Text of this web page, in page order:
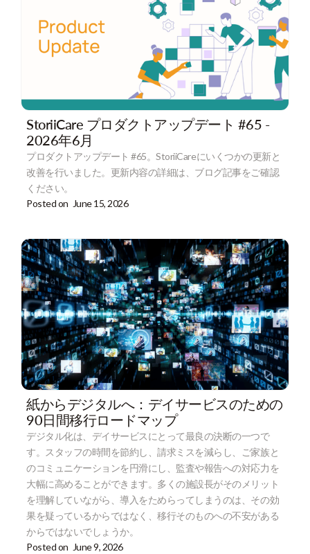
StoriiCare プロダクトアップデート #65 -
2026年6月
プロダクトアップデート #65。StoriiCareにいくつかの更新と
改善を行いました。更新内容の詳細は、ブログ記事をご確認
ください。
Posted on June 15, 2026
紙からデジタルへ：デイサービスのための
90日間移行ロードマップ
デジタル化は、デイサービスにとって最良の決断の一つで
す。スタッフの時間を節約し、請求ミスを減らし、ご家族と
のコミュニケーションを円滑にし、監査や報告への対応力を
大幅に高めることができます。多くの施設長がそのメリット
を理解していながら、導入をためらってしまうのは、その効
果を疑っているからではなく、移行そのものへの不安がある
からではないでしょうか。
Posted on June 9, 2026